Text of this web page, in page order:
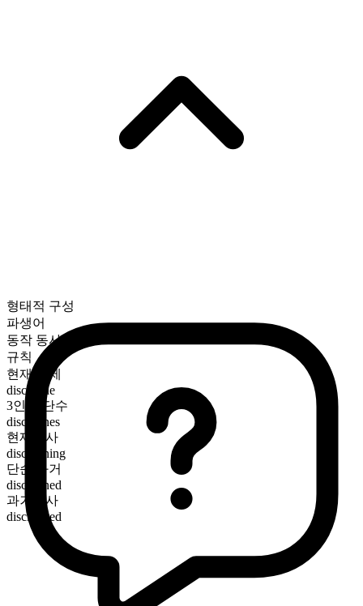
형태적 구성
파생어
동작 동사
규칙
현재 시제
discipline
3인칭 단수
disciplines
현재분사
disciplining
단순 과거
disciplined
과거분사
disciplined